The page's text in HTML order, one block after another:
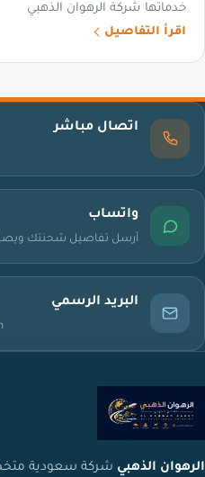
خدماتها شركة الرهوان الذهبي
اقرأ التفاصيل
اتصال مباشر
واتساب
أرسل تفاصيل شحنتك
البريد الرسمي
الرهوان الذهبي شركة سعودية